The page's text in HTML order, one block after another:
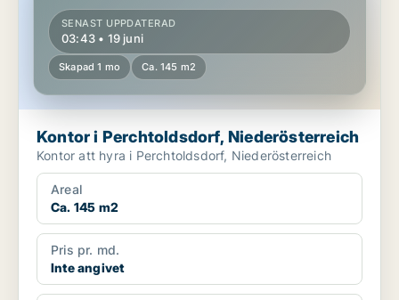
SENAST UPPDATERAD
03:43 • 19 juni
Skapad 1 mo Ca. 145 m2
Kontor i Perchtoldsdorf, Niederösterreich
Kontor att hyra i Perchtoldsdorf, Niederösterreich
Areal
Ca. 145 m2
Pris pr. md.
Inte angivet